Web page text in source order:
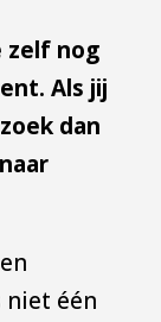
zelf nog
Als jij
dan
niet één